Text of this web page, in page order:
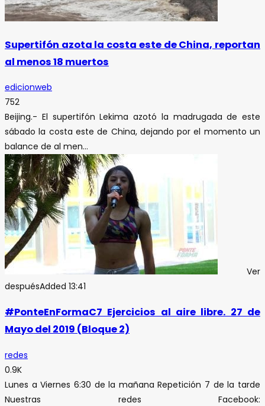
Supertifón azota la costa este de China, reportan
al menos 18 muertos
edicionweb
752
Beijing.- El supertifón Lekima azotó la madrugada de este
sábado la costa este de China, dejando por el momento un
balance de al men...
Ver
despuésAdded 13:41
#PonteEnFormaC7 Ejercicios al aire libre. 27 de
Mayo del 2019 (Bloque 2)
redes
0.9K
Lunes a Viernes 6:30 de la mañana Repetición 7 de la tarde
Nuestras redes Facebook: